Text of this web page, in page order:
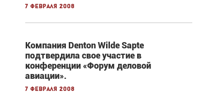
7 февраля 2008
Компания Denton Wilde Sapte
подтвердила свое участие в
конференции «Форум деловой
авиации».
7 февраля 2008